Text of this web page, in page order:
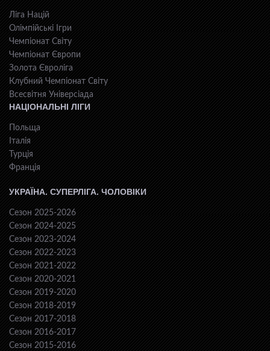
Ліга Націй
Олімпійські Ігри
Чемпіонат Світу
Чемпіонат Європи
Золота Євроліга
Клубний Чемпіонат Світу
Всесвiтня Унiверсiaда
НАЦІОНАЛЬНІ ЛІГИ
Польща
Італія
Турція
Франція
УКРАЇНА. СУПЕРЛІГА. ЧОЛОВІКИ
Сезон 2025-2026
Сезон 2024-2025
Сезон 2023-2024
Сезон 2022-2023
Сезон 2021-2022
Сезон 2020-2021
Сезон 2019-2020
Сезон 2018-2019
Сезон 2017-2018
Сезон 2016-2017
Сезон 2015-2016